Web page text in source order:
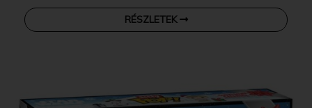
RÉSZLETEK